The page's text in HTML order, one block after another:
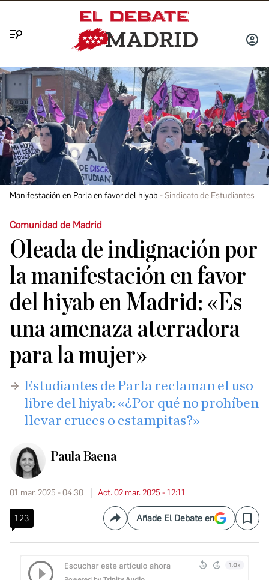
INICIAR
Manifestación en Parla en favor del hiyab Sindicato de Estudiantes
Comunidad de Madrid
Oleada de indignación por
la manifestación en favor
del hiyab en Madrid: «Es
una amenaza aterradora
para la mujer»
Estudiantes de Parla reclaman el uso
libre del hiyab: «¿Por qué no prohíben
llevar cruces o estampitas?»
Paula Baena
01 mar. 2025 - 04:30 Act. 02 mar. 2025 - 12:11
123 CompartirAñade El Debate en Save